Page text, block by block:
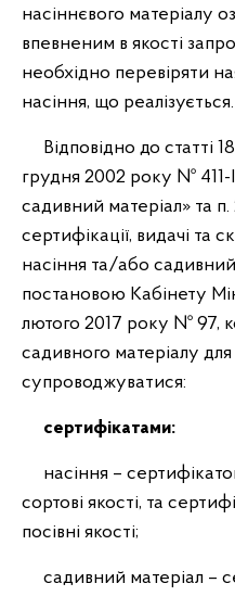
насіннєвого матеріалу
впевненим в якості
необхідно перевіряти
насіння, що реалізується.
Відповідно до статті
грудня 2002 року № 411-
садивний матеріал» та
сертифікації, видачі та
насіння та/або
постановою Кабінету
лютого 2017 року № 97,
садивного матеріалу для
супроводжуватися:
сертифікатами:
насіння –
сортові якості, та
посівні якості;
садивний матеріал –